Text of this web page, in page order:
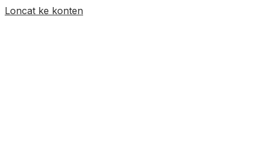
Loncat ke konten